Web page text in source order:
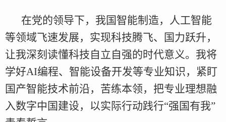
在党的领导下，我国智能制造，人工智能
等领域飞速发展，实现科技腾飞、国力跃升，
让我深刻读懂科技自立自强的时代意义。我将
学好AI编程、智能设备开发等专业知识，紧盯
国产智能技术前沿，苦练本领，把专业理想融
入数字中国建设，以实际行动践行“强国有我”